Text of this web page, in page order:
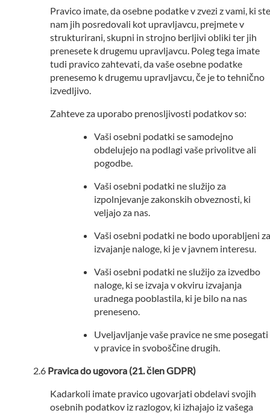
Pravico imate, da osebne podatke v zvezi z vami, ki ste
nam jih posredovali kot upravljavcu, prejmete v
strukturirani, skupni in strojno berljivi obliki ter jih
prenesete k drugemu upravljavcu. Poleg tega imate
tudi pravico zahtevati, da vaše osebne podatke
prenesemo k drugemu upravljavcu, če je to tehnično
izvedljivo.
Zahteve za uporabo prenosljivosti podatkov so:
Vaši osebni podatki se samodejno
obdelujejo na podlagi vaše privolitve ali
pogodbe.
Vaši osebni podatki ne služijo za
izpolnjevanje zakonskih obveznosti, ki
veljajo za nas.
Vaši osebni podatki ne bodo uporabljeni za
izvajanje naloge, ki je v javnem interesu.
Vaši osebni podatki ne služijo za izvedbo
naloge, ki se izvaja v okviru izvajanja
uradnega pooblastila, ki je bilo na nas
preneseno.
Uveljavljanje vaše pravice ne sme posegati
v pravice in svoboščine drugih.
Pravica do ugovora (21. člen GDPR)
Kadarkoli imate pravico ugovarjati obdelavi svojih
osebnih podatkov iz razlogov, ki izhajajo iz vašega